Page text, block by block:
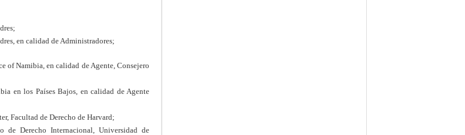
en calidad de Administradores;
of Namibia, en calidad de Agente, Consejero
en los Países Bajos, en calidad de Agente
Facultad de Derecho de Harvard;
de Derecho Internacional, Universidad de